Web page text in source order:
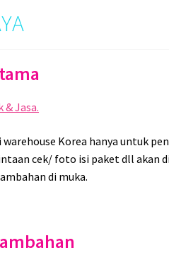
& Jasa.
Korea hanya untuk
cek/ foto isi paket dll akan
di muka.